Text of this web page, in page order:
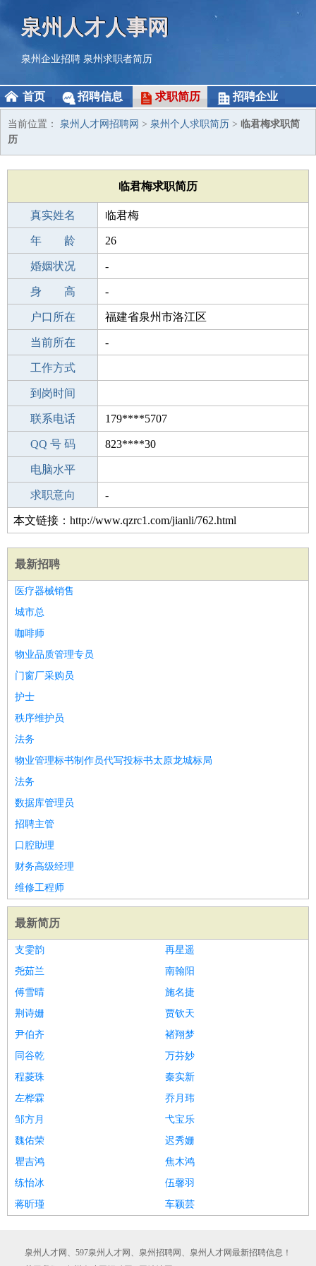
泉州人才人事网
泉州企业招聘 泉州求职者简历
首页 招聘信息 求职简历 招聘企业
当前位置： 泉州人才网招聘网 > 泉州个人求职简历 > 临君梅求职简
历
临君梅求职简历
真实姓名 临君梅
性 别 女
年 龄 26
出生年月 2000-10-04
婚姻状况 -
学 历 高中
身 高 -
毕业学校 洛阳河柴集团有限责任公司学校
户口所在 福建省泉州市洛江区
所学专业 -
当前所在 -
工作经验
工作方式
驾 照
到岗时间
期望月薪
联系电话 179****5707
手机号码 179****5707
QQ 号 码 823****30
微信号码
电脑水平
外语水平
求职意向 -
本文链接：http://www.qzrc1.com/jianli/762.html
最新招聘
医疗器械销售
城市总
咖啡师
物业品质管理专员
门窗厂采购员
护士
秩序维护员
法务
物业管理标书制作员代写投标书太原龙城标局
法务
数据库管理员
招聘主管
口腔助理
财务高级经理
维修工程师
最新简历
支雯韵
再星遥
尧茹兰
南翰阳
傅雪晴
施名捷
荆诗姗
贾钦天
尹伯齐
褚翔梦
同谷乾
万芬妙
程菱珠
秦实新
左桦霖
乔月玮
邹方月
弋宝乐
魏佑荣
迟秀姗
瞿吉鸿
焦木鸿
练怡冰
伍馨羽
蒋昕瑾
车颖芸
泉州人才网、597泉州人才网、泉州招聘网、泉州人才网最新招聘信息！